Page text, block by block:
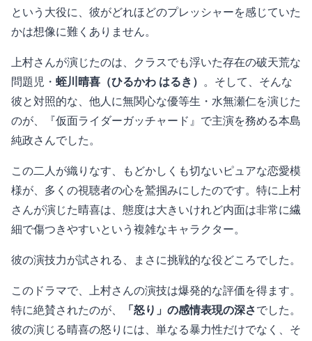
という大役に、彼がどれほどのプレッシャーを感じていた
かは想像に難くありません。
上村さんが演じたのは、クラスでも浮いた存在の破天荒な
問題児・ 蛭川晴喜（ひるかわ はるき） 。そして、そんな
彼と対照的な、他人に無関心な優等生・水無瀬仁を演じた
のが、『仮面ライダーガッチャード』で主演を務める本島
純政さんでした。
この二人が織りなす、もどかしくも切ないピュアな恋愛模
様が、多くの視聴者の心を鷲掴みにしたのです。特に上村
さんが演じた晴喜は、態度は大きいけれど内面は非常に繊
細で傷つきやすいという複雑なキャラクター。
彼の演技力が試される、まさに挑戦的な役どころでした。
このドラマで、上村さんの演技は爆発的な評価を得ます。
特に絶賛されたのが、
「怒り」の感情表現の深さでした。
彼の演じる晴喜の怒りには、単なる暴力性だけでなく、そ